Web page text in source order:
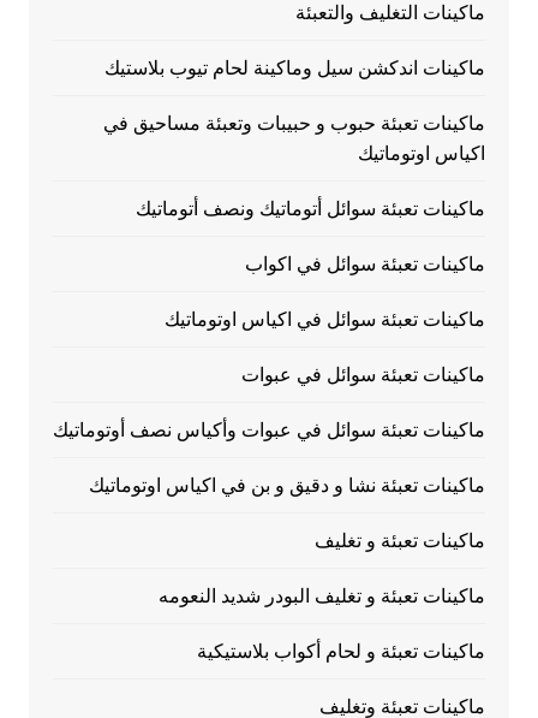
ماكينات التغليف والتعبئة
ماكينات اندكشن سيل وماكينة لحام تيوب بلاستيك
ماكينات تعبئة حبوب و حبيبات وتعبئة مساحيق في
اكياس اوتوماتيك
ماكينات تعبئة سوائل أتوماتيك ونصف أتوماتيك
ماكينات تعبئة سوائل في اكواب
ماكينات تعبئة سوائل في اكياس اوتوماتيك
ماكينات تعبئة سوائل في عبوات
ماكينات تعبئة سوائل في عبوات وأكياس نصف أوتوماتيك
ماكينات تعبئة نشا و دقيق و بن في اكياس اوتوماتيك
ماكينات تعبئة و تغليف
ماكينات تعبئة و تغليف البودر شديد النعومه
ماكينات تعبئة و لحام أكواب بلاستيكية
ماكينات تعبئة وتغليف